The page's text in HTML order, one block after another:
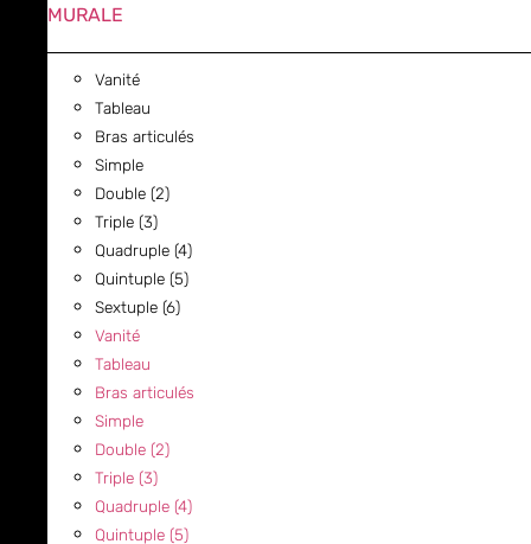
MURALE
Vanité
Tableau
Bras articulés
Simple
Double (2)
Triple (3)
Quadruple (4)
Quintuple (5)
Sextuple (6)
Vanité
Tableau
Bras articulés
Simple
Double (2)
Triple (3)
Quadruple (4)
Quintuple (5)